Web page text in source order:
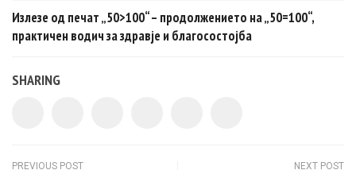
Излезе од печат „50>100“ – продолжението на „50=100“,
практичен водич за здравје и благосостојба
SHARING
PREVIOUS POST NEXT POST